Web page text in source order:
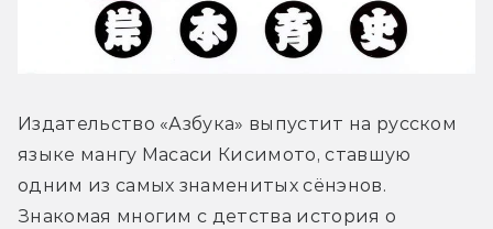
Издательство «Азбука» выпустит на русском
языке мангу Масаси Кисимото, ставшую
одним из самых знаменитых сёнэнов.
Знакомая многим с детства история о